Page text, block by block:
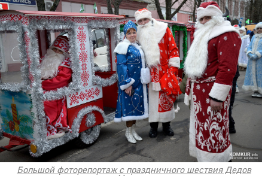
Большой фоторепортаж с праздничного шествия Дедов